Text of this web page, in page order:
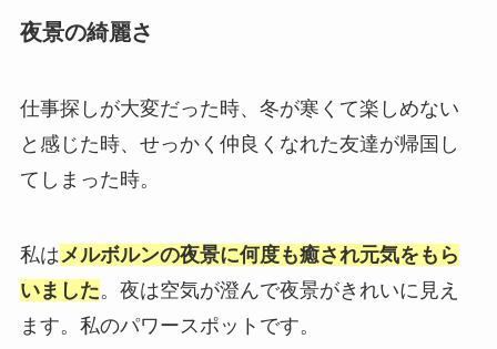
夜景の綺麗さ
仕事探しが大変だった時、冬が寒くて楽しめない
と感じた時、せっかく仲良くなれた友達が帰国し
てしまった時。
私は メルボルンの夜景に何度も癒され元気をもら
いました。夜は空気が澄んで夜景がきれいに見え
ます。私のパワースポットです。